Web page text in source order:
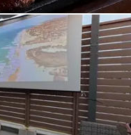
店
アム牛タン入りつくね』
にご用意しております。
。ご家族で親しいご友人
過ごしください。